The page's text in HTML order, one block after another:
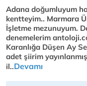
Adana doğumluyum
kentteyim.. Marmara
İşletme mezunuyum.
denemelerim
Karanlığa Düşen Ay
adet şiirim
il..Devamı